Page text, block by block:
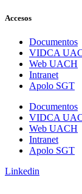
Accesos
Documentos
VIDCA
Web UACH
Intranet
Apolo SGT
Documentos
VIDCA
Web UACH
Intranet
Apolo SGT
Linkedin